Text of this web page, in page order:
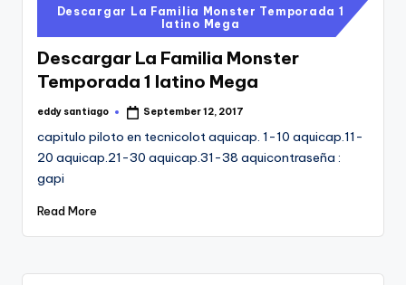
PostedDescargar La Familia Monster Temporada 1
latino Mega
Descargar La Familia Monster
Temporada 1 latino Mega
Posted
eddy santiago September 12, 2017
capitulo piloto en tecnicolot aquicap. 1-10 aquicap.11-
20 aquicap.21-30 aquicap.31-38 aquicontraseña :
gapi
Read More